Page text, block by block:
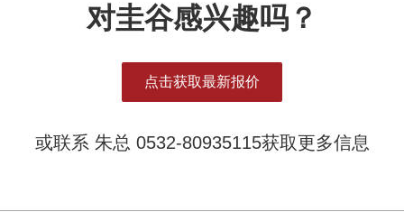
对圭谷感兴趣吗？
点击获取最新报价
或联系 朱总 0532-80935115获取更多信息